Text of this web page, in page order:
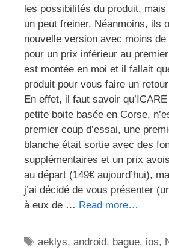
les possibilités du produit, mais
un peut freiner. Néanmoins, ils
nouvelle version avec moins
pour un prix inférieur au
est montée en moi et il fallait
produit pour vous faire un
En effet, il faut savoir
petite boite basée en Corse,
premier coup d’essai, une
blanche était sortie avec des
supplémentaires et un prix
au départ (149€ aujourd’hui),
j’ai décidé de vous présenter
à eux de … Read more…
Étiquettes
aeklys,android, bague, ios,